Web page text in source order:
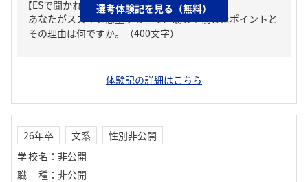
【ESで聞かれた質問】
あなたがスズキを志望する上で、最も重視したポイントと
その理由は何ですか。（400文字）
体験記の詳細はこちら
選考体験記を見る（無料）
26年卒 文系
性別非公開
学校名 ： 非公開
職種 ： 非公開